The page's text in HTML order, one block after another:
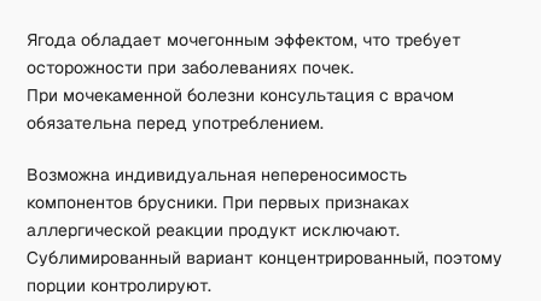
Ягода обладает мочегонным эффектом, что требует
осторожности при заболеваниях почек.
При мочекаменной болезни консультация с врачом
обязательна перед употреблением.
Возможна индивидуальная непереносимость
компонентов брусники. При первых признаках
аллергической реакции продукт исключают.
Сублимированный вариант концентрированный, поэтому
порции контролируют.